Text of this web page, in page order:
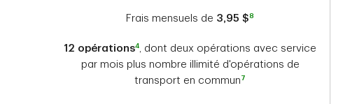
Frais mensuels de 3,95 $8
12 opérations4, dont deux opérations avec service
par mois plus nombre illimité d'opérations de
transport en commun 7